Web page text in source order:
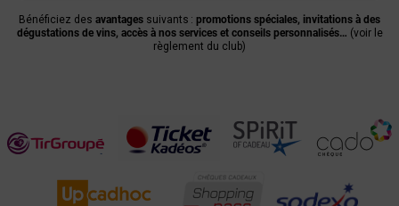
Bénéficiez des avantages suivants : promotions spéciales, invitations à des
dégustations de vins, accès à nos services et conseils personnalisés… (voir le
règlement du club)